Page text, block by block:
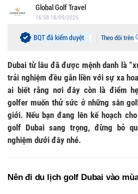
Global Golf Travel
16:58 18/09/2025
Theo dõi trên
BQT đã kiểm duyệt
Dubai từ lâu đã được mệnh danh là
trải nghiệm đều gắn liền với sự xa
ai biết rằng nơi đây còn là điểm
golfer muốn thử sức ở những sân
giới. Nếu bạn đang lên kế hoạch
golf Dubai sang trọng, đừng bỏ
nghiệm dưới đây nhé.
Nên đi du lịch golf Dubai vào